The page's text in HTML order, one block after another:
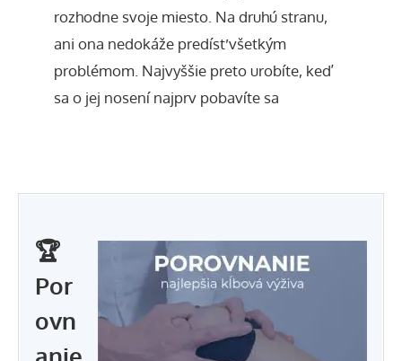
rozhodne svoje miesto. Na druhú stranu,
ani ona nedokáže predísť všetkým
problémom. Najvyššie preto urobíte, keď
sa o jej nosení najprv pobavíte sa
🏆
Por
ovn